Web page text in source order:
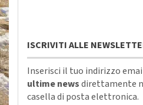
ISCRIVITI ALLE
Inserisci il tuo indirizzo
ultime newsdirettamente
casella di posta elettronica.